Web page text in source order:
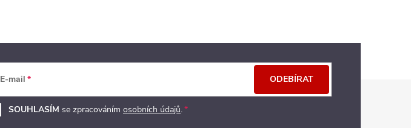
E-mail
SOUHLASÍM se zpracováním osobních údajů.
ODEBÍRAT